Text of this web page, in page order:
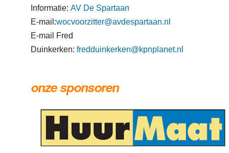
Informatie: AV De Spartaan
E-mail:wocvoorzitter@avdespartaan.nl
E-mail Fred
Duinkerken: fredduinkerken@kpnplanet.nl
onze sponsoren